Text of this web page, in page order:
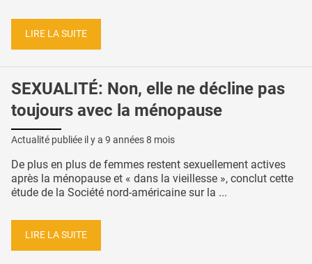
LIRE LA SUITE
SEXUALITÉ: Non, elle ne décline pas
toujours avec la ménopause
Actualité publiée il y a 9 années 8 mois
De plus en plus de femmes restent sexuellement actives
après la ménopause et « dans la vieillesse », conclut cette
étude de la Société nord-américaine sur la ...
LIRE LA SUITE